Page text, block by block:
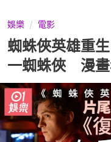
娛樂 電影
蜘蛛俠英雄重
一蜘蛛俠 漫畫